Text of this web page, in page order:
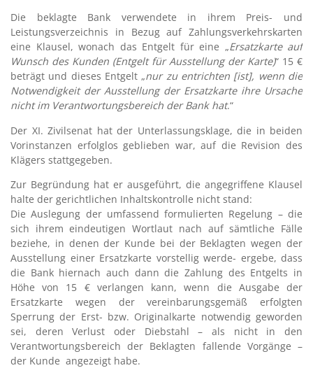
Die beklagte Bank verwendete in ihrem Preis- und
Leistungsverzeichnis in Bezug auf Zahlungsverkehrskarten
eine Klausel, wonach das Entgelt für eine „Ersatzkarte auf
Wunsch des Kunden (Entgelt für Ausstellung der Karte)“ 15 €
beträgt und dieses Entgelt „nur zu entrichten [ist], wenn die
Notwendigkeit der Ausstellung der Ersatzkarte ihre Ursache
nicht im Verantwortungsbereich der Bank hat.“
Der XI. Zivilsenat hat der Unterlassungsklage, die in beiden
Vorinstanzen erfolglos geblieben war, auf die Revision des
Klägers stattgegeben.
Zur Begründung hat er ausgeführt, die angegriffene Klausel
halte der gerichtlichen Inhaltskontrolle nicht stand:
Die Auslegung der umfassend formulierten Regelung – die
sich ihrem eindeutigen Wortlaut nach auf sämtliche Fälle
beziehe, in denen der Kunde bei der Beklagten wegen der
Ausstellung einer Ersatzkarte vorstellig werde- ergebe, dass
die Bank hiernach auch dann die Zahlung des Entgelts in
Höhe von 15 € verlangen kann, wenn die Ausgabe der
Ersatzkarte wegen der vereinbarungsgemäß erfolgten
Sperrung der Erst- bzw. Originalkarte notwendig geworden
sei, deren Verlust oder Diebstahl – als nicht in den
Verantwortungsbereich der Beklagten fallende Vorgänge –
der Kunde angezeigt habe.